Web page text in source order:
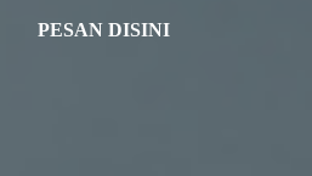
PESAN DISINI